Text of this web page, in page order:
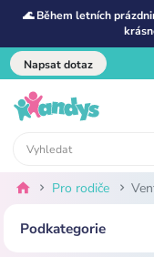
🌊 Během letních
Napsat dotaz
Pro rodiče
Podkategorie